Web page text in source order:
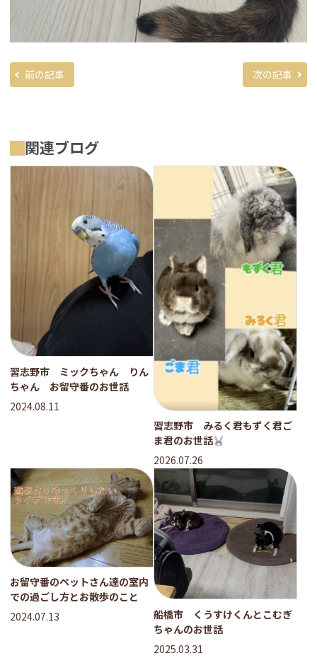
前の記事 次の記事
関連ブログ
習志野市 ミックちゃん りん
ちゃん お留守番のお世話
2024.08.11
習志野市 みるく君もずく君ご
ま君のお世話
2026.07.26
お留守番のペットさん達の室内
での過ごし方とお散歩のこと
2024.07.13
船橋市 くうすけくんとこむぎ
ちゃんのお世話
2025.03.31